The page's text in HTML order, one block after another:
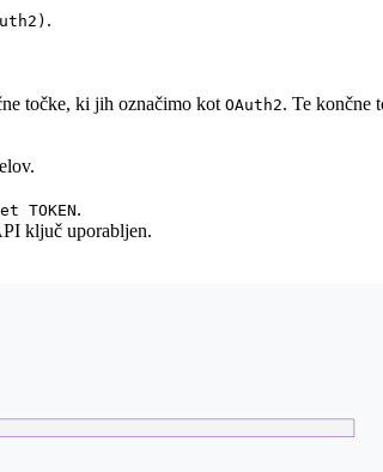
.
točke, ki jih označimo kot OAuth2. Te končne
TOKEN.
ključ uporabljen.